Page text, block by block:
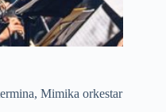
Mimika orkestar